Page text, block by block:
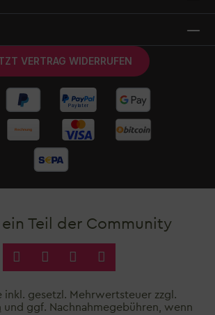
VERTRAG WIDERRUFEN
Teil der Community
inkl. gesetzl. Mehrwertsteuer zzgl.
und ggf. Nachnahmegebühren, wenn